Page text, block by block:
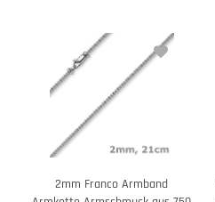
2mm Franco Armband